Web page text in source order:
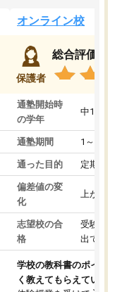
オンライン校
保護者
総合評価
通塾開始時
の学年
中1
通塾期間 1～3ヵ月
通った目的 定期テス
偏差値の変
化
上がった
志望校の合
格
受験して
出ていな
学校の教科書のポイント
く教えてもらえている